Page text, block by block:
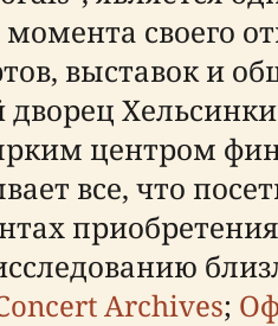
своего
выставок и
Хельсинки
центром
все, что
Archives;